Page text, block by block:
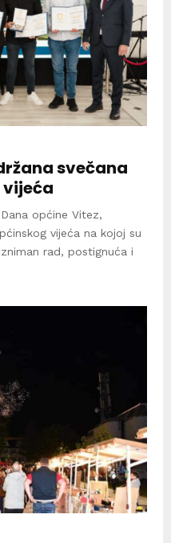
svečana
općine Vitez,
vijeća na kojoj su
rad, postignuća i